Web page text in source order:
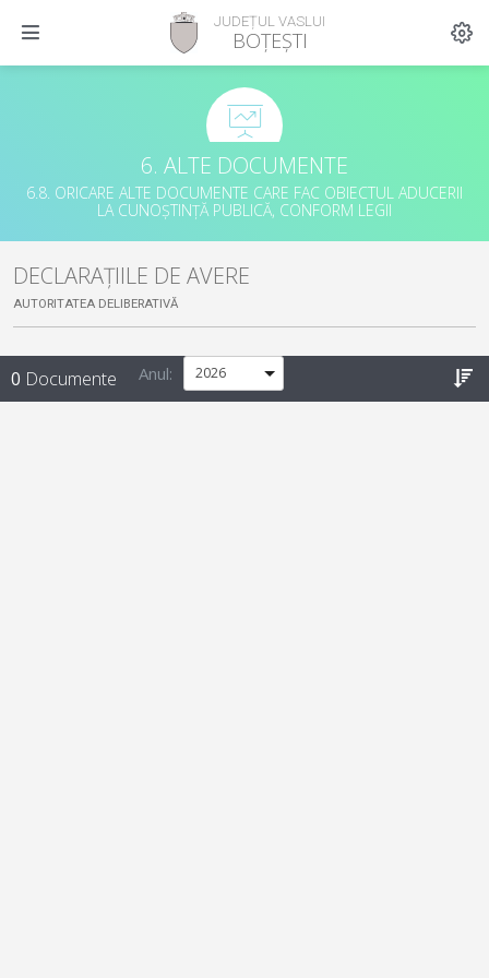
JUDEȚUL VASLUI
BOȚEȘTI
6. ALTE DOCUMENTE
6.8. ORICARE ALTE DOCUMENTE CARE FAC OBIECTUL ADUCERII
LA CUNOȘTINȚĂ PUBLICĂ, CONFORM LEGII
DECLARAȚIILE DE AVERE
AUTORITATEA DELIBERATIVĂ
0 Documente Anul: